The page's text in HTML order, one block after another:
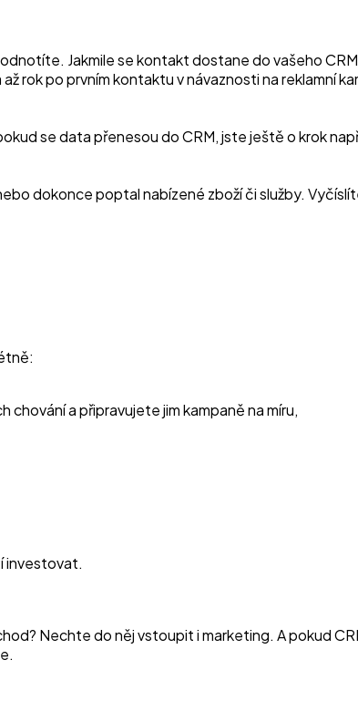
Jakmile se kontakt dostane do vašeho
rok po prvním kontaktu v návaznosti na reklamní
se data přenesou do CRM, jste ještě o krok
dokonce poptal nabízené zboží či služby.
a připravujete jim kampaně na míru,
investovat.
Nechte do něj vstoupit i marketing. A pokud